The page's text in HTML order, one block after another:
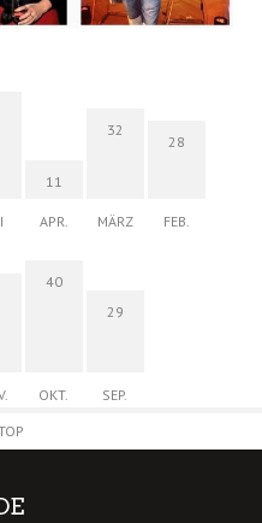
11
APR.
32
MÄRZ
28
FEB.
40
OKT.
29
SEP.